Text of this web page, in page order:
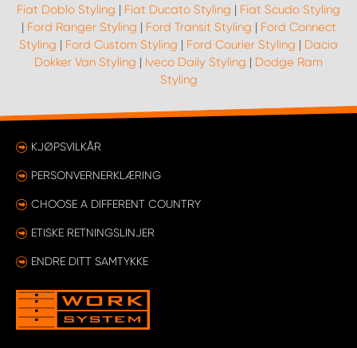
Fiat Doblo Styling | Fiat Ducato Styling | Fiat Scudo Styling
| Ford Ranger Styling | Ford Transit Styling | Ford Connect
Styling | Ford Custom Styling | Ford Courier Styling | Dacia
Dokker Van Styling | Iveco Daily Styling | Dodge Ram
Styling
KJØPSVILKÅR
PERSONVERNERKLÆRING
CHOOSE A DIFFERENT COUNTRY
ETISKE RETNINGSLINJER
ENDRE DITT SAMTYKKE